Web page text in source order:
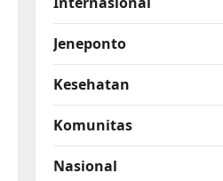
Jeneponto
Kesehatan
Komunitas
Nasional